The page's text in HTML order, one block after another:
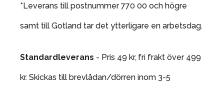
*Leverans till postnummer 770 00 och högre
samt till Gotland tar det ytterligare en arbetsdag.
Standardleverans - Pris 49 kr, fri frakt över 499
kr. Skickas till brevlådan/dörren inom 3-5